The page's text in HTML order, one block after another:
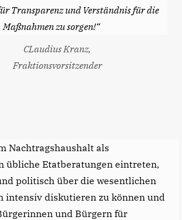
Transparenz und Verständnis für die
Maßnahmen zu sorgen!“
CLaudius Kranz,
Fraktionsvorsitzender
Nachtragshaushalt als
übliche Etatberatungen eintreten,
politisch über die wesentlichen
intensiv diskutieren zu können und
und Bürgern für